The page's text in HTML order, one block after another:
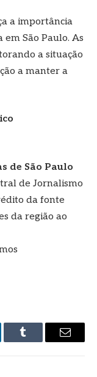
a importância
São Paulo. As
a situação
a manter a
de São Paulo
de Jornalismo
da fonte
da região ao
Tumblr
E-